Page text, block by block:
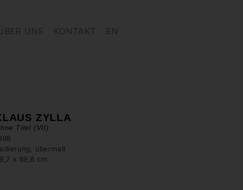
UNS KONTAKT EN
ZYLLA
Titel (VII)
übermalt
x 69,6 cm